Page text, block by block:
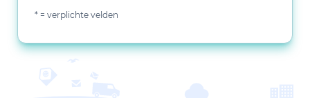
* = verplichte velden